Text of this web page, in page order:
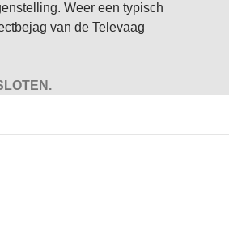
Weer een typisch
van de Televaag